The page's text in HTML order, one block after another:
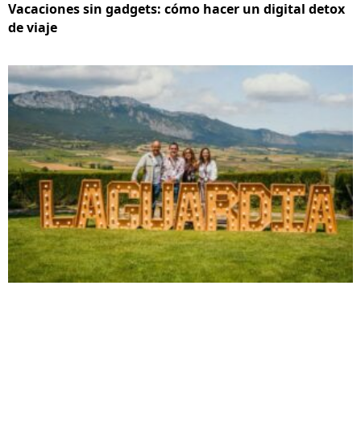
Vacaciones sin gadgets: cómo hacer un digital detox
de viaje